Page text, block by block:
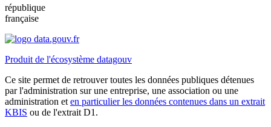
république
française
Produit de l'écosystème datagouv
Ce site permet de retrouver toutes les données publiques détenues
par l'administration sur une entreprise, une association ou une
administration et en particulier les données contenues dans un extrait
KBIS ou de l'extrait D1.